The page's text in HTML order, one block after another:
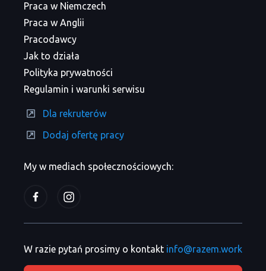
My w mediach społecznościowych:
Praca w Niemczech
Praca w Anglii
Pracodawcy
Jak to działa
Polityka prywatności
Regulamin i warunki serwisu
Dla rekruterów
Dodaj ofertę pracy
W razie pytań prosimy o kontakt info@razem.work